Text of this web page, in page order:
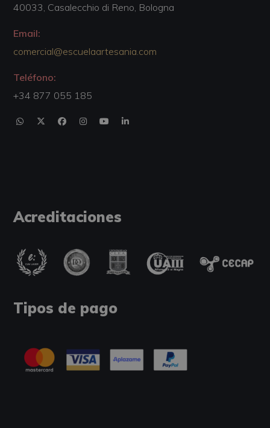
40033, Casalecchio di Reno, Bologna
Email:
comercial@escuelaartesania.com
Teléfono:
+34 877 055 185
Acreditaciones
Tipos de pago